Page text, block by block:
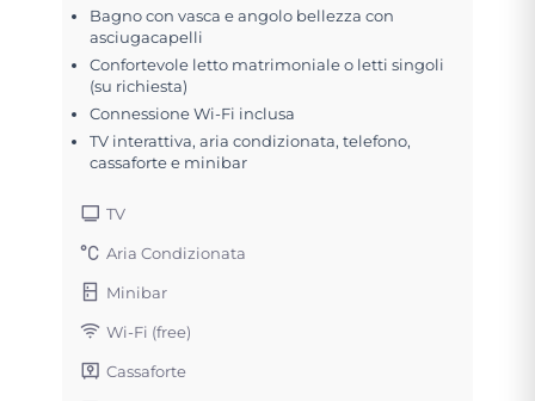
Bagno con vasca e angolo bellezza con
asciugacapelli
Confortevole letto matrimoniale o letti singoli
(su richiesta)
Connessione Wi-Fi inclusa
TV interattiva, aria condizionata, telefono,
cassaforte e minibar
TV
Aria Condizionata
Minibar
Wi-Fi (free)
Cassaforte